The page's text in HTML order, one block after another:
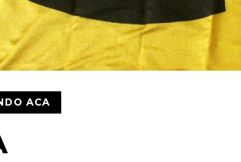
ACA